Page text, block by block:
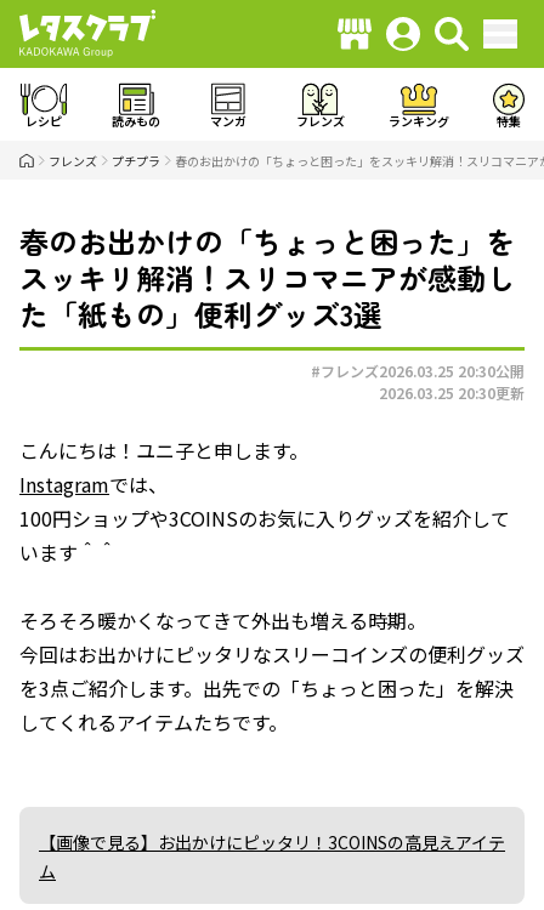
レシピ 読みもの マンガ フレンズ ランキング 特集
フレンズ プチプラ 春のお出かけの「ちょっと困った」をスッキリ解消！スリコマニ
春のお出かけの「ちょっと困った」を
スッキリ解消！スリコマニアが感動し
た「紙もの」便利グッズ3選
#フレンズ2026.03.25 20:30公開
2026.03.25 20:30更新
こんにちは！ユニ子と申します。
Instagramでは、
100円ショップや3COINSのお気に入りグッズを紹介して
います＾＾
そろそろ暖かくなってきて外出も増える時期。
今回はお出かけにピッタリなスリーコインズの便利グッズ
を3点ご紹介します。出先での「ちょっと困った」を解決
してくれるアイテムたちです。
【画像で見る】お出かけにピッタリ！3COINSの高見えアイテ
ム